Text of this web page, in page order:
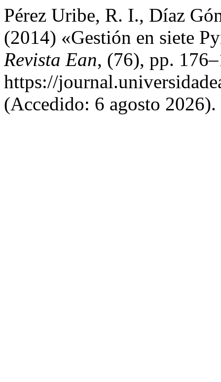
Pérez Uribe, R. I., Díaz
(2014) «Gestión en siete
Revista Ean, (76), pp.
https://
(Accedido: 6 agosto 2026).